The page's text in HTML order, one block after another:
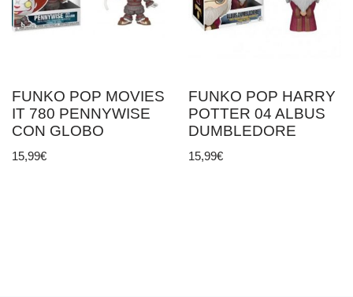
FUNKO POP MOVIES
IT 780 PENNYWISE
CON GLOBO
15,99€
FUNKO POP HARRY
POTTER 04 ALBUS
DUMBLEDORE
15,99€